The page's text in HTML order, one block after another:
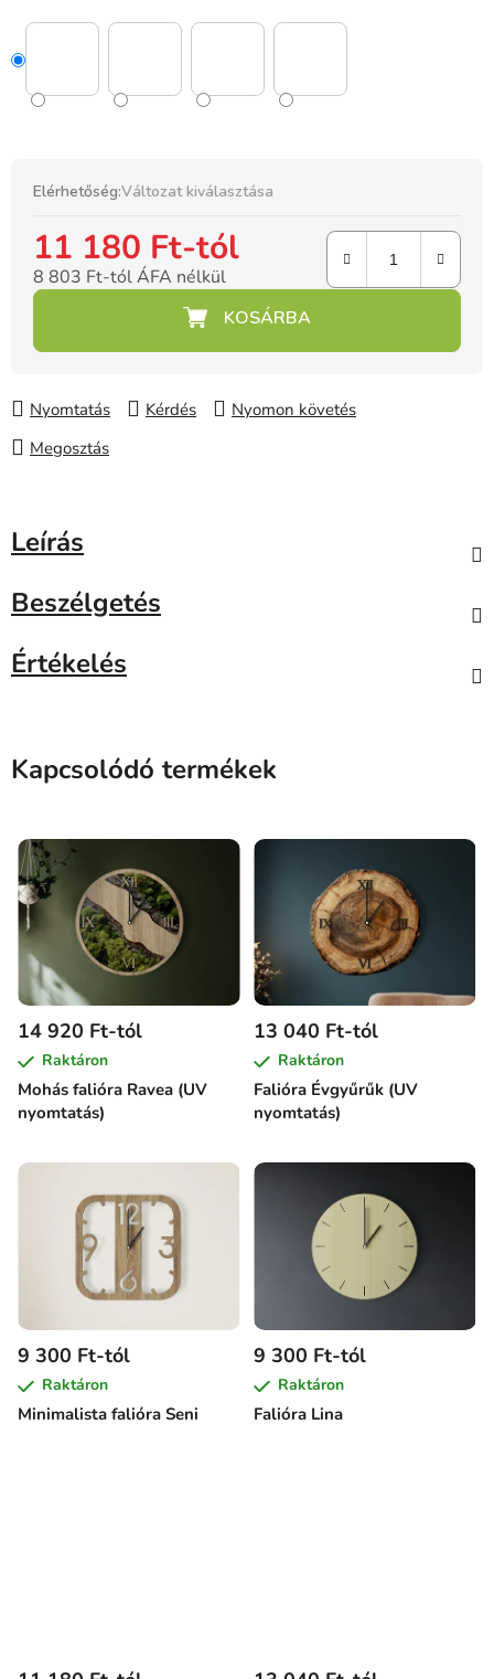
Elérhetőség:Változat kiválasztása
11 180 Ft-tól
8 803 Ft-tól ÁFA nélkül
Egységár:
Nyomtatás Kérdés
Nyomon követés
Megosztás
Leírás
Beszélgetés
Értékelés
Kapcsolódó termékek
Mohás falióra Ravea (UV
nyomtatás)
14 920 Ft-tól
Raktáron
Falióra Évgyűrűk (UV
nyomtatás)
13 040 Ft-tól
Raktáron
Minimalista falióra Seni
9 300 Ft-tól
Raktáron
Falióra Lina
9 300 Ft-tól
Raktáron